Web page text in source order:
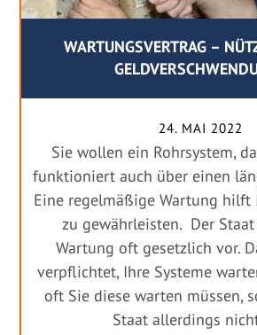
WARTUNGSVERTRAG –
24. MAI 2022
Sie wollen ein Rohrsystem,
funktioniert auch über einen
Eine regelmäßige Wartung hilft
zu gewährleisten. Der
Wartung oft gesetzlich vor.
verpflichtet, Ihre Systeme
oft Sie diese warten müssen,
Staat allerdings